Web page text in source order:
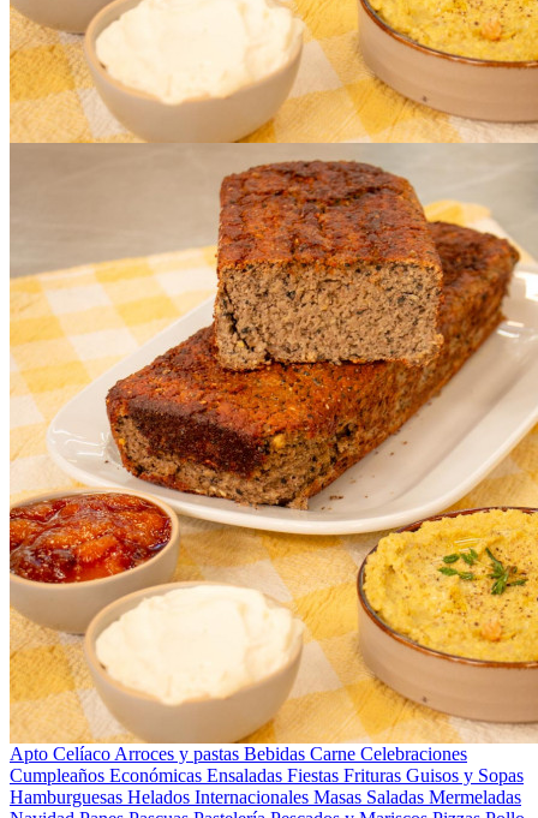
Apto Celíaco Arroces y pastas Bebidas Carne Celebraciones
Cumpleaños Económicas Ensaladas Fiestas Frituras Guisos y Sopas
Hamburguesas Helados Internacionales Masas Saladas Mermeladas